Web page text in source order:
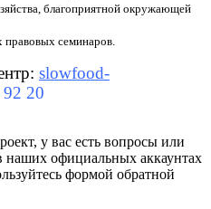
благоприятной окружающей
семинаров.
slowfood-
20
у вас есть вопросы или
официальных аккаунтах
формой обратной